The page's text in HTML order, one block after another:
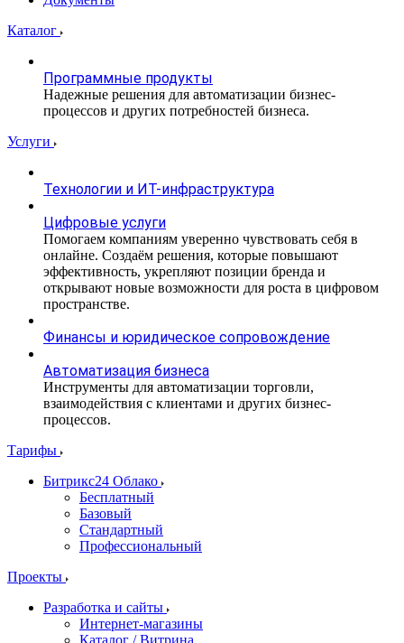
Каталог
Программные продукты
Надежные решения для автоматизации бизнес-
процессов и других потребностей бизнеса.
Услуги
Технологии и ИТ-инфраструктура
Цифровые услуги
Помогаем компаниям уверенно чувствовать себя в
онлайне. Создаём решения, которые повышают
эффективность, укрепляют позиции бренда и
открывают новые возможности для роста в цифровом
пространстве.
Финансы и юридическое сопровождение
Автоматизация бизнеса
Инструменты для автоматизации торговли,
взаимодействия с клиентами и других бизнес-
процессов.
Тарифы
Битрикс24 Облако
Бесплатный
Базовый
Стандартный
Профессиональный
Проекты
Разработка и сайты
Интернет-магазины
Каталог / Витрина